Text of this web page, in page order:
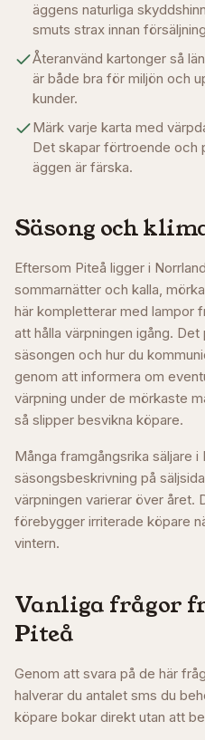
äggens naturliga
smuts strax innan
Återanvänd kartonger så
är både bra för miljön och
kunder.
Märk varje karta med
Det skapar förtroende och
äggen är färska.
Säsong och
Eftersom Piteå ligger i
sommarnätter och kalla,
här kompletterar med lampor
att hålla värpningen igång.
säsongen och hur du
genom att informera om
värpning under de mörkaste
så slipper besvikna köpare.
Många framgångsrika säljare i
säsongsbeskrivning på
värpningen varierar över året.
förebygger irriterade köpare
vintern.
Vanliga frågor
Piteå
Genom att svara på de här
halverar du antalet sms du
köpare bokar direkt utan att